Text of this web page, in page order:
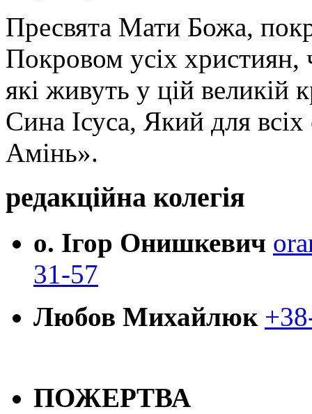
Пресвята Мати Божа,
Покровом усіх християн,
які живуть у цій великій
Сина Ісуса, Який для
Амінь».
редакційна колегія
о. Ігор Онишкевич
31-57
Любов Михайлюк
ПОЖЕРТВА